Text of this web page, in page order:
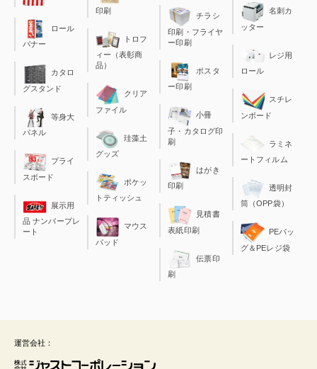
ロール
バナー
カタロ
グスタンド
等身大
パネル
プライ
スボード
展示用
品 ナンバープレ
ート
印刷
トロフ
ィー（表彰商
品）
クリア
ファイル
珪藻土
グッズ
ポケッ
トティッシュ
マウス
パッド
チラシ
印刷・フライヤ
ー印刷
ポスタ
ー印刷
小冊
子・カタログ印
刷
はがき
印刷
見積書
表紙印刷
伝票印
刷
名刺カ
ッター
レジ用
ロール
スチレ
ンボード
ラミネ
ートフィルム
透明封
筒（OPP袋）
PEバッ
グ＆PEレジ袋
運営会社：